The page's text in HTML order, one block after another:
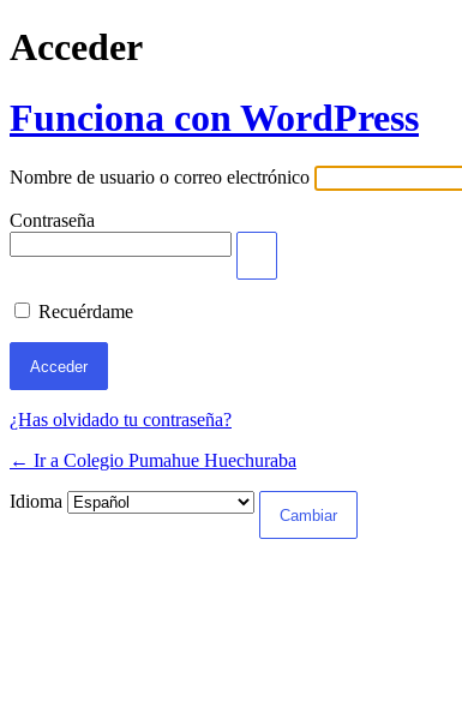
Acceder
Funciona con WordPress
Nombre de usuario o correo electrónico
Contraseña
Recuérdame
¿Has olvidado tu contraseña?
← Ir a Colegio Pumahue Huechuraba
Idioma